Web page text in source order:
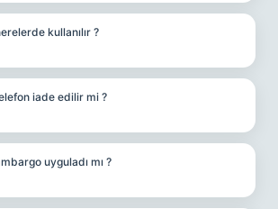
kullanılır ?
iade edilir mi ?
uyguladı mı ?